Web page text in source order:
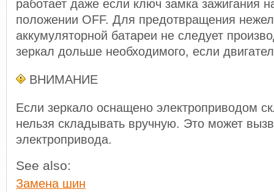
работает даже если ключ замка зажигания
положении OFF. Для предотвращения
аккумуляторной батареи не следует
зеркал дольше необходимого, если
ВНИМАНИЕ
Если зеркало оснащено электроприводом
нельзя складывать вручную. Это может
электропривода.
See also:
Замена шин